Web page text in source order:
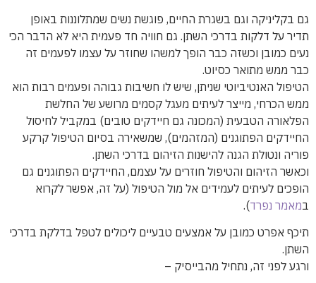
גם בקליניקה וגם בשגרת החיים, פוגשת נשים שמתלוננות באופן
תדיר על דלקות בדרכי השתן. גם חוויה חד פעמית היא לא הדבר הכי
נעים כמובן וכשזה כבר הופך למשהו שחוזר על עצמו לפעמים זה
כבר ממש מתואר כסיוט.
הטיפול האנטיביוטי שניתן, שיש לו חשיבות גבוהה ופעמים רבות הוא
ממש הכרחי, מייצר לעיתים מעגל קסמים מרושע של החלשת
הפלאורה הטבעית (המכונה גם חיידקים טובים) במקביל לחיסול
החיידקים הפתוגנים (המזהמים), שמשאירה בסיום הטיפול קרקע
פוריה ונטולת הגנה להישנות הזיהום בדרכי השתן.
וכאשר הזיהום והטיפול חוזרים על עצמם, החיידקים הפתוגנים גם
הופכים לעיתים לעמידים אל מול הטיפול (על זה, אפשר לקרוא
במאמר נפרד).
תיכף אפרט כמובן על אמצעים טבעיים ליכולים לטפל בדלקת בדרכי
השתן.
ורגע לפני זה, נתחיל מהבייסיק –